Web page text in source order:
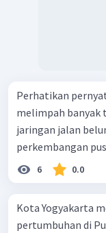
Perhatikan pernyataan berikut!
melimpah banyak tenaga ahli kemiringan daerah curam
jaringan jalan belum
perkembangan
6 0.0
Kota Yogyakarta
pertumbuhan di